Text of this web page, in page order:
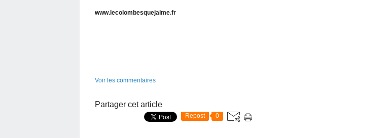
www.lecolombesquejaime.fr
Voir les commentaires
Partager cet article
Repost 0